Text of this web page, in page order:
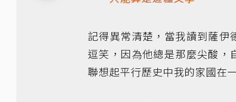
記得異常清楚，當我讀到薩
逗笑，因為他總是那麼尖酸
聯想起平行歷史中我的家國在